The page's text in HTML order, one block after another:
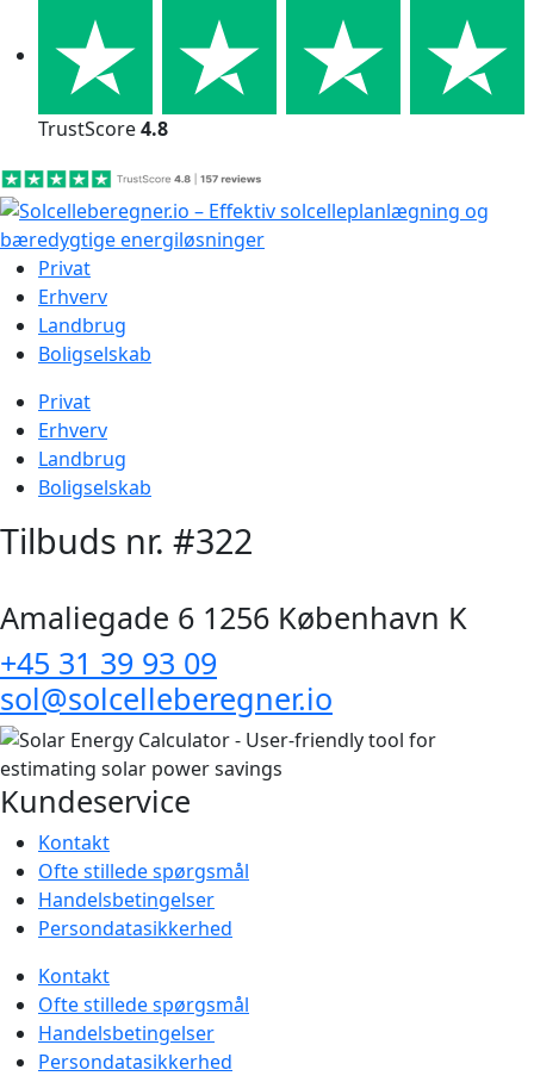
TrustScore4.8
Privat
Erhverv
Landbrug
Boligselskab
Privat
Erhverv
Landbrug
Boligselskab
Tilbuds nr. #322
Amaliegade 6 1256 København K
+45 31 39 93 09
sol@solcelleberegner.io
Kundeservice
Kontakt
Ofte stillede spørgsmål
Handelsbetingelser
Persondatasikkerhed
Kontakt
Ofte stillede spørgsmål
Handelsbetingelser
Persondatasikkerhed